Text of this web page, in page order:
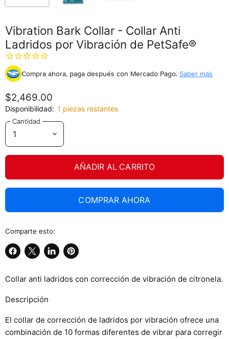
Vibration Bark Collar - Collar Anti
Ladridos por Vibración de PetSafe®
Compra ahora, paga después con Mercado Pago. Saber más
$2,469.00
Disponibilidad: 1 piezas restantes
Cantidad
AÑADIR AL CARRITO
COMPRAR AHORA
Comparte esto:
Compartir
Facebook
Compartir
X
Compartir
LinkedIn
Guardar
Pinterest
Collar anti ladridos con corrección de vibración de citronela.
Descripción
El collar de corrección de ladridos por vibración ofrece una
combinación de 10 formas diferentes de vibrar para corregir